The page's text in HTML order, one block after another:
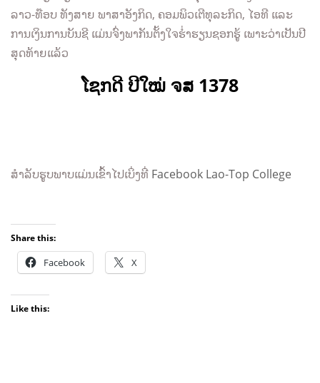
ລາວ-ທ໊ອບ ທັງສາຍ ພາສາອັງກິດ, ຄອມພິວເຕີທຸລະກິດ, ໄອທີ ແລະ
ການເງິນການບັນຊີ ແມ່ນຈົ່ງພາກັນຕັ້ງໃຈຮໍ່າຮຽນຊອກຮູ້ ເພາະວ່າເປັນປີ
ສຸດທ້າຍແລ້ວ
ໂຊກດີ ປີໃໝ່ ຈສ 1378
ສຳລັບຮູບພາບແມ່ນເຂົ້າໄປເບິ່ງທີ່ Facebook Lao-Top College
Share this:
Facebook X
Like this: